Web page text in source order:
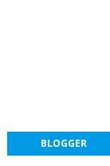
BLOGGER